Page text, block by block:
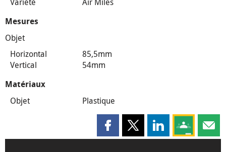
Mesures
Objet
Horizontal
85,5mm
Vertical
54mm
Matériaux
Objet Plastique
Partager cette page sur
Partager cette page sur X
Partager cette
Partagez